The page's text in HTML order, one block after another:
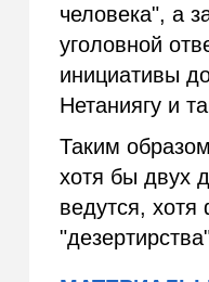
человека", а
уголовной
инициативы
Нетаниягу и
Таким
хотя бы двух
ведутся,